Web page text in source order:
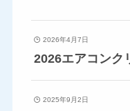
2026年4月7日
2026エアコンク
2025年9月2日